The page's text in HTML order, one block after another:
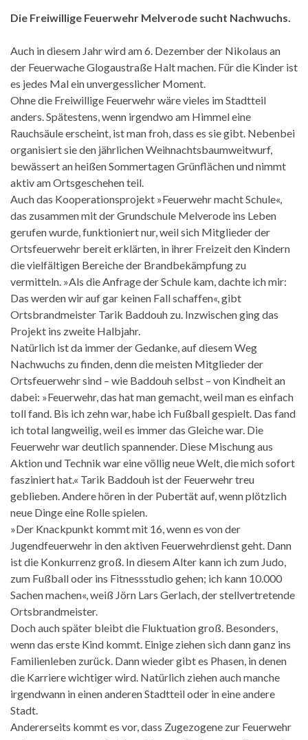
Die Freiwillige Feuerwehr Melverode sucht Nachwuchs.
Auch in diesem Jahr wird am 6. Dezember der Nikolaus an
der Feuerwache Glogaustraße Halt machen. Für die Kinder ist
es jedes Mal ein unvergesslicher Moment.
Ohne die Freiwillige Feuerwehr wäre vieles im Stadtteil
anders. Spätestens, wenn irgendwo am Himmel eine
Rauchsäule erscheint, ist man froh, dass es sie gibt. Nebenbei
organisiert sie den jährlichen Weihnachtsbaumweitwurf,
bewässert an heißen Sommertagen Grünflächen und nimmt
aktiv am Ortsgeschehen teil.
Auch das Kooperationsprojekt »Feuerwehr macht Schule«,
das zusammen mit der Grundschule Melverode ins Leben
gerufen wurde, funktioniert nur, weil sich Mitglieder der
Ortsfeuerwehr bereit erklärten, in ihrer Freizeit den Kindern
die vielfältigen Bereiche der Brandbekämpfung zu
vermitteln. »Als die Anfrage der Schule kam, dachte ich mir:
Das werden wir auf gar keinen Fall schaffen«, gibt
Ortsbrandmeister Tarik Baddouh zu. Inzwischen ging das
Projekt ins zweite Halbjahr.
Natürlich ist da immer der Gedanke, auf diesem Weg
Nachwuchs zu finden, denn die meisten Mitglieder der
Ortsfeuerwehr sind – wie Baddouh selbst – von Kindheit an
dabei: »Feuerwehr, das hat man gemacht, weil man es einfach
toll fand. Bis ich zehn war, habe ich Fußball gespielt. Das fand
ich total langweilig, weil es immer das Gleiche war. Die
Feuerwehr war deutlich spannender. Diese Mischung aus
Aktion und Technik war eine völlig neue Welt, die mich sofort
fasziniert hat.« Tarik Baddouh ist der Feuerwehr treu
geblieben. Andere hören in der Pubertät auf, wenn plötzlich
neue Dinge eine Rolle spielen.
»Der Knackpunkt kommt mit 16, wenn es von der
Jugendfeuerwehr in den aktiven Feuerwehrdienst geht. Dann
ist die Konkurrenz groß. In diesem Alter kann ich zum Judo,
zum Fußball oder ins Fitnessstudio gehen; ich kann 10.000
Sachen machen«, weiß Jörn Lars Gerlach, der stellvertretende
Ortsbrandmeister.
Doch auch später bleibt die Fluktuation groß. Besonders,
wenn das erste Kind kommt. Einige ziehen sich dann ganz ins
Familienleben zurück. Dann wieder gibt es Phasen, in denen
die Karriere wichtiger wird. Natürlich ziehen auch manche
irgendwann in einen anderen Stadtteil oder in eine andere
Stadt.
Andererseits kommt es vor, dass Zugezogene zur Feuerwehr